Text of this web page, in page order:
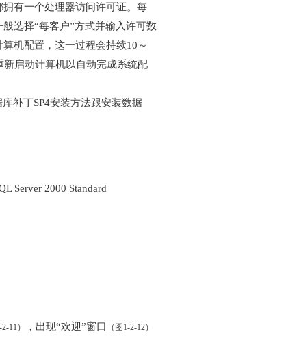
有一个处理器访问许可证。每
选择“每客户”方式并输入许可数
机配置，这一过程会持续10～
启动计算机以自动完成系统配
补丁SP4安装方法跟安装数据
Server 2000 Standard
2-11） ，出现“欢迎”窗口 （图1-2-12）